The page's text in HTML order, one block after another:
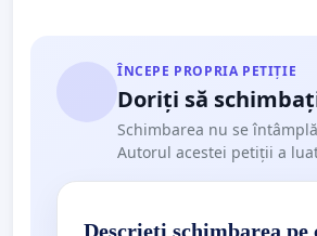
ÎNCEPE PROPRIA PETIȚIE
Doriți să
Schimbarea nu se
Autorul acestei petiții a
Descrieți schimbarea